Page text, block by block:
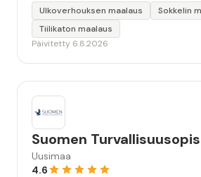
keskeyttämään n. 3 viikoksi.
hyvä, yhteydenpito erinomaista,
huolellisesti. Suosittelen. Erityiskiitos
Ulkoverhouksen maalaus
Sokkelin
Tiilikaton maalaus
Päivitetty 6.8.2026
Suomen
Uusimaa
4.6